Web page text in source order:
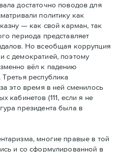
достаточно поводов для
политику как
— как свой карман, так
периода представляет
Но всеобщая коррупция
с демократией, поэтому
вёл к падению
республика
это время в ней сменилось
кабинетов (111, если я не
президента была в
многие правые в той
и со сформулированной в